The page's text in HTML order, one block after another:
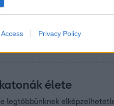
Privacy Policy
nélkül,
javaslatot. A tervezet
Az ellenzék szerint
élete
legtöbbünknek